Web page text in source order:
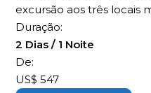
excursão aos três locais
Duração:
2 Dias / 1 Noite
De:
US$547